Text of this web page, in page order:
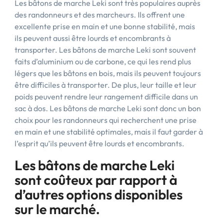
Les bâtons de marche Leki sont très populaires auprès
des randonneurs et des marcheurs. Ils offrent une
excellente prise en main et une bonne stabilité, mais
ils peuvent aussi être lourds et encombrants à
transporter. Les bâtons de marche Leki sont souvent
faits d’aluminium ou de carbone, ce qui les rend plus
légers que les bâtons en bois, mais ils peuvent toujours
être difficiles à transporter. De plus, leur taille et leur
poids peuvent rendre leur rangement difficile dans un
sac à dos. Les bâtons de marche Leki sont donc un bon
choix pour les randonneurs qui recherchent une prise
en main et une stabilité optimales, mais il faut garder à
l’esprit qu’ils peuvent être lourds et encombrants.
Les bâtons de marche Leki
sont coûteux par rapport à
d’autres options disponibles
sur le marché.